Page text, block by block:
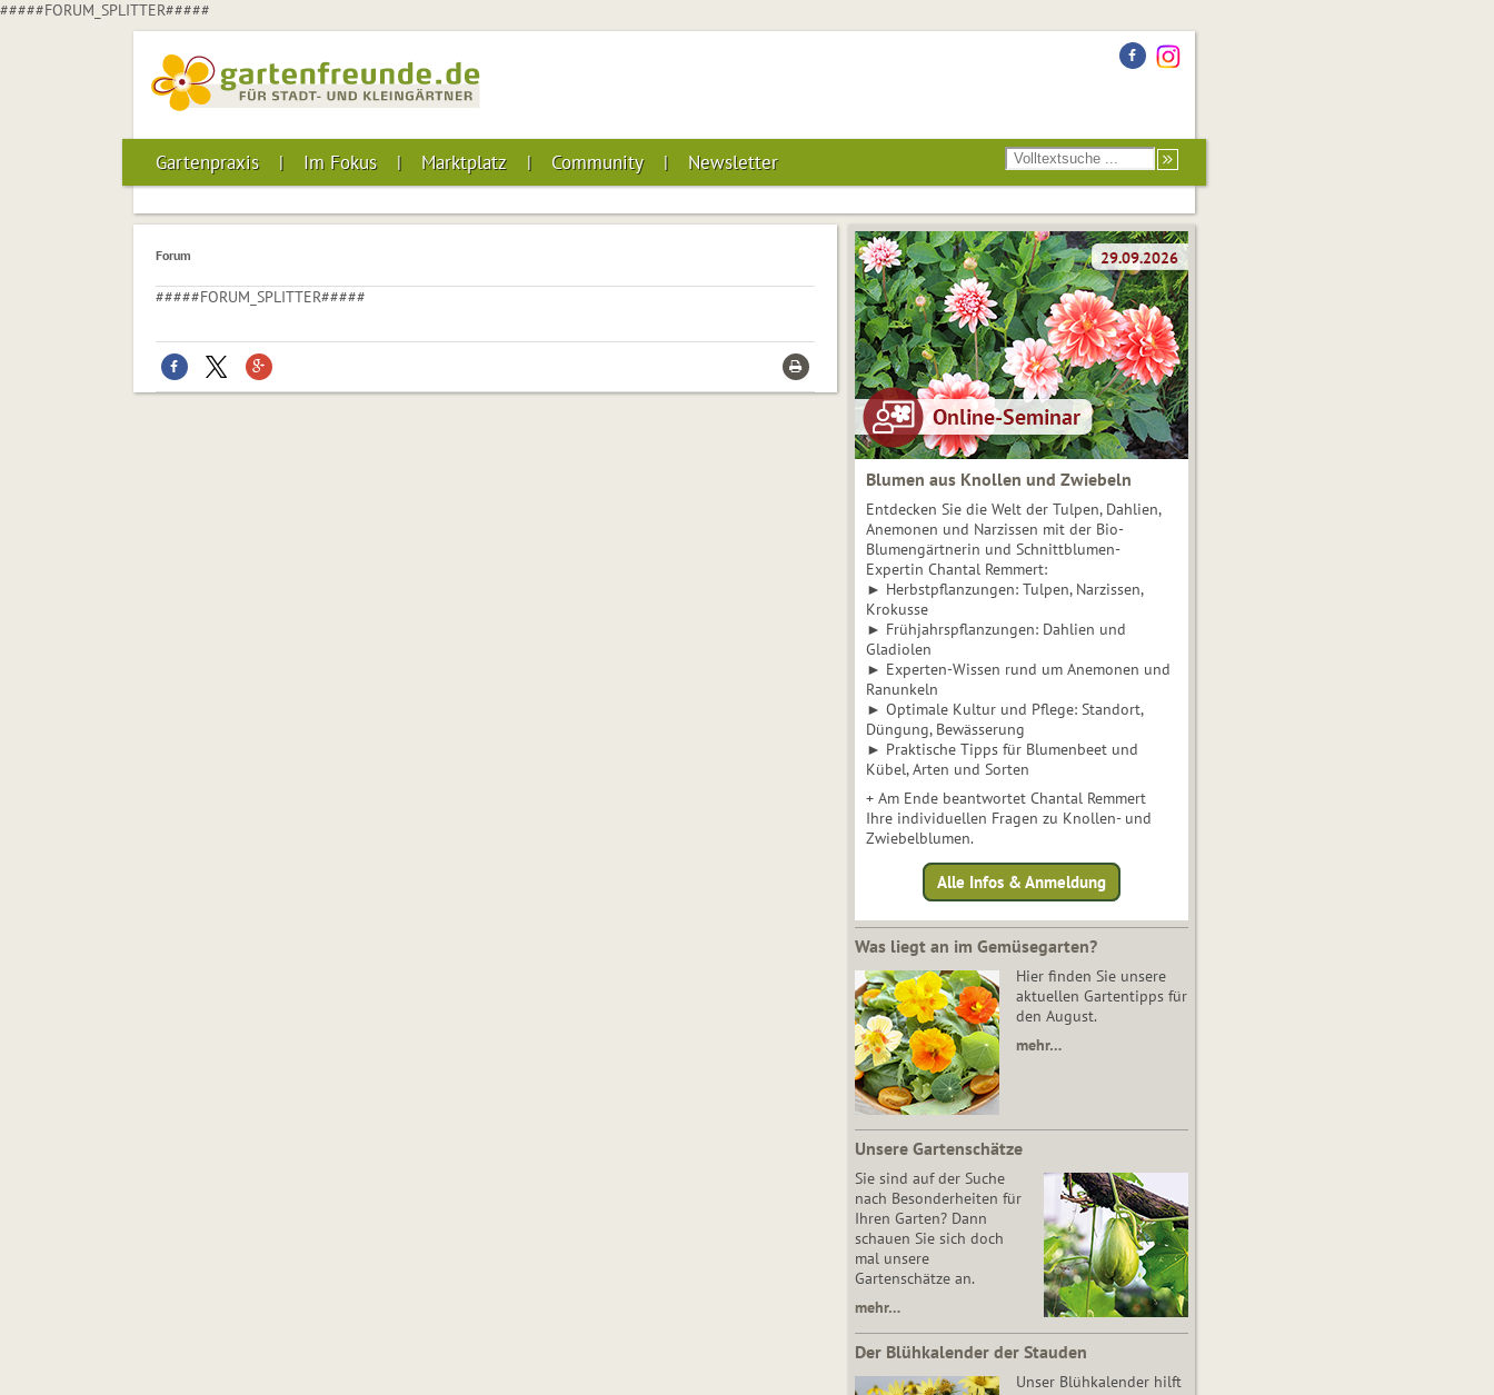
#####FORUM_SPLITTER#####
Gartenpraxis Im Fokus Marktplatz Community Newsletter
Forum
#####FORUM_SPLITTER#####
Blumen aus Knollen und Zwiebeln
Entdecken Sie die Welt der Tulpen, Dahlien,
Anemonen und Narzissen mit der Bio-
Blumengärtnerin und Schnittblumen-
Expertin Chantal Remmert:
► Herbstpflanzungen: Tulpen, Narzissen,
Krokusse
► Frühjahrspflanzungen: Dahlien und
Gladiolen
► Experten-Wissen rund um Anemonen und
Ranunkeln
► Optimale Kultur und Pflege: Standort,
Düngung, Bewässerung
► Praktische Tipps für Blumenbeet und
Kübel, Arten und Sorten
+ Am Ende beantwortet Chantal Remmert
Ihre individuellen Fragen zu Knollen- und
Zwiebelblumen.
Alle Infos & Anmeldung
Was liegt an im Gemüsegarten?
Hier finden Sie unsere
aktuellen Gartentipps für
den August.
mehr…
Unsere Gartenschätze
Sie sind auf der Suche
nach Besonderheiten für
Ihren Garten? Dann
schauen Sie sich doch
mal unsere
Gartenschätze an.
mehr…
Der Blühkalender der Stauden
Unser Blühkalender hilft